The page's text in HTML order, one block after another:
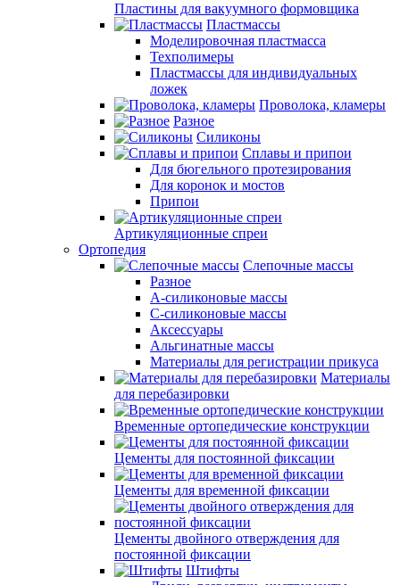
Пластины для вакуумного формовщика
Пластмассы
Моделировочная пластмасса
Техполимеры
Пластмассы для индивидуальных
ложек
Проволока, кламеры
Разное
Силиконы
Сплавы и припои
Для бюгельного протезирования
Для коронок и мостов
Припои
Артикуляционные спреи
Ортопедия
Слепочные массы
Разное
А-силиконовые массы
С-силиконовые массы
Аксессуары
Альгинатные массы
Материалы для регистрации прикуса
Материалы
для перебазировки
Временные ортопедические конструкции
Цементы для постоянной фиксации
Цементы для временной фиксации
Цементы двойного отверждения для
постоянной фиксации
Штифты